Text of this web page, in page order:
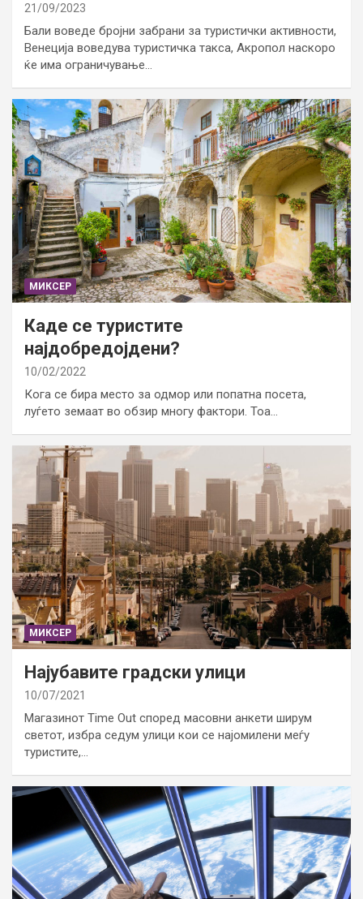
21/09/2023
Бали воведе бројни забрани за туристички активности,
Венеција воведува туристичка такса, Акропол наскоро
ќе има ограничување…
МИКСЕР
Каде се туристите
најдобредојдени?
10/02/2022
Кога се бира место за одмор или попатна посета,
луѓето земаат во обзир многу фактори. Тоа…
МИКСЕР
Најубавите градски улици
10/07/2021
Магазинот Time Out според масовни анкети ширум
светот, избра седум улици кои се најомилени меѓу
туристите,…